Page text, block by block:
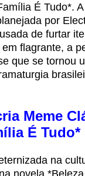
É Tudo*.
por
de furtar
flagrante, a
que se tornou
Meme
É Tudo*
na
novela